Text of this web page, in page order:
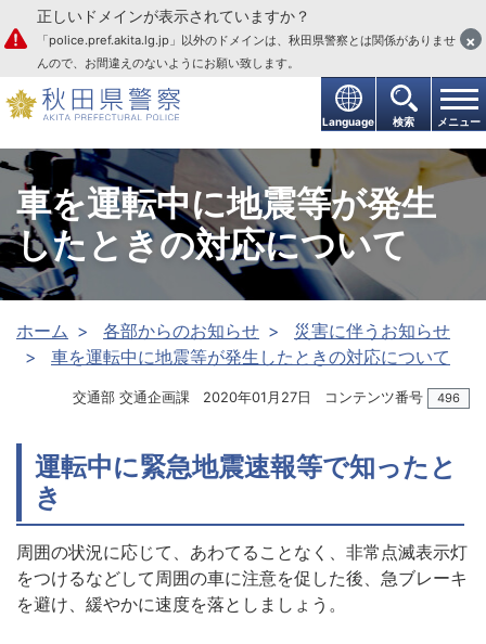
本文へ
Language 検索 メニュー
正しいドメインが表示されていますか？
「police.pref.akita.lg.jp」以外のドメインは、秋田県警察とは関係がありませ
んので、お間違えのないようにお願い致します。
×
車を運転中に地震等が発生
したときの対応について
ホーム 各部からのお知らせ
災害に伴うお知らせ
車を運転中に地震等が発生したときの対応について
交通部 交通企画課 2020年01月27日 コンテンツ番号 496
運転中に緊急地震速報等で知ったと
き
周囲の状況に応じて、あわてることなく、非常点滅表示灯
をつけるなどして周囲の車に注意を促した後、急ブレーキ
を避け、緩やかに速度を落としましょう。